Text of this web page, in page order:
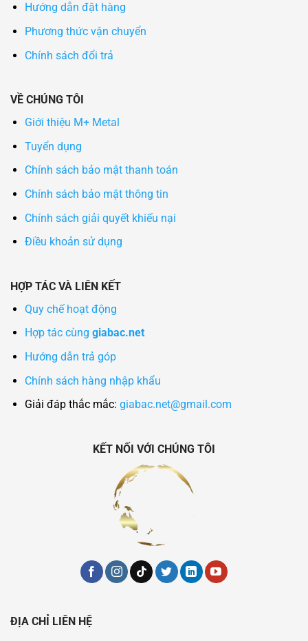
Hướng dẫn đặt hàng
Phương thức vận chuyển
Chính sách đổi trả
VỀ CHÚNG TÔI
Giới thiệu M+ Metal
Tuyển dụng
Chính sách bảo mật thanh toán
Chính sách bảo mật thông tin
Chính sách giải quyết khiếu nại
Điều khoản sử dụng
HỢP TÁC VÀ LIÊN KẾT
Quy chế hoạt động
Hợp tác cùng giabac.net
Hướng dẫn trả góp
Chính sách hàng nhập khẩu
Giải đáp thắc mắc: giabac.net@gmail.com
KẾT NỐI VỚI CHÚNG TÔI
ĐỊA CHỈ LIÊN HỆ